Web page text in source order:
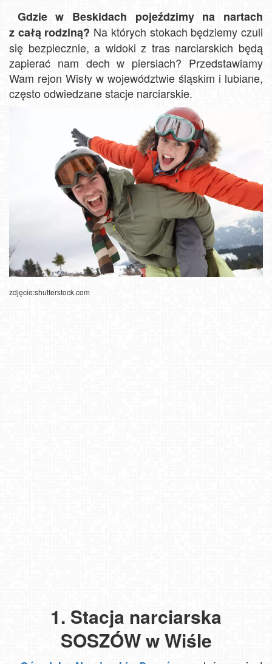
Gdzie w Beskidach pojeździmy na nartach
z całą rodziną? Na których stokach będziemy czuli
się bezpiecznie, a widoki z tras narciarskich będą
zapierać nam dech w piersiach? Przedstawiamy
Wam rejon Wisły w województwie śląskim i lubiane,
często odwiedzane stacje narciarskie.
zdjęcie:shutterstock.com
1. Stacja narciarska
SOSZÓW w Wiśle